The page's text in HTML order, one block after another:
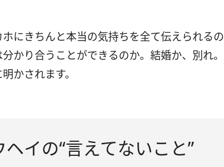
にきちんと本当の気持ちを全て伝えられるの
かり合うことができるのか。結婚か、別れ。
かされます。
イの“言えてないこと”